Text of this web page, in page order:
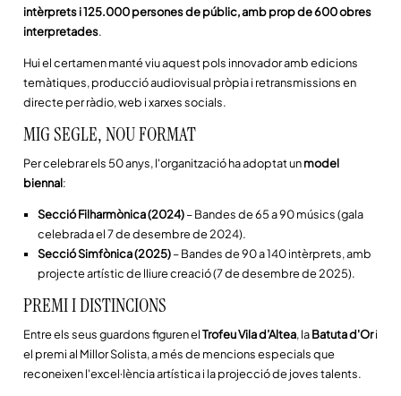
intèrprets i 125.000 persones de públic, amb prop de 600 obres
interpretades.
Hui el certamen manté viu aquest pols innovador amb edicions
temàtiques, producció audiovisual pròpia i retransmissions en
directe per ràdio, web i xarxes socials.
MIG SEGLE, NOU FORMAT
Per celebrar els 50 anys, l'organització ha adoptat unmodel
biennal:
Secció Filharmònica (2024)– Bandes de 65 a 90 músics (gala
celebrada el 7 de desembre de 2024).
Secció Simfònica (2025)– Bandes de 90 a 140 intèrprets, amb
projecte artístic de lliure creació (7 de desembre de 2025).
PREMI I DISTINCIONS
Entre els seus guardons figuren elTrofeu Vila d’Altea, laBatuta d'Ori
el premi al Millor Solista, a més de mencions especials que
reconeixen l'excel·lència artística i la projecció de joves talents.